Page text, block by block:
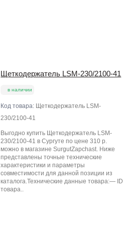
Щеткодержатель LSM-230/2100-41
в наличии
Код товара: Щеткодержатель LSM-
230/2100-41
Выгодно купить Щеткодержатель LSM-
230/2100-41 в Сургуте по цене 310 р.
можно в магазине SurgutZapchast. Ниже
представлены точные технические
характеристики и параметры
совместимости для данной позиции из
каталога.Технические данные товара:— ID
товара..